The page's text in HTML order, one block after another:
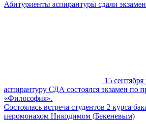
Абитуриенты аспирантуры сдали
15
аспирантуру СДА состоялся экзамен по
«Философия».
Состоялась встреча студентов 2 курса
иеромонахом Никодимом (Бекеневым)